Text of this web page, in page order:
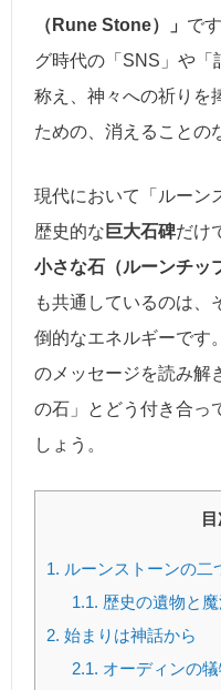
（Rune Stone）」 で
グ時代の「SNS」や「
称え、神々への祈りを
ための、消えることの
現代において「ルーン
歴史的な 巨大石碑だけ
小さな石（ルーンチッ
も共通しているのは、
倒的なエネルギーです
のメッセージを読み解
の石」とどう付き合っ
しょう。
1. ルーンストーンの二
1.1. 歴史の遺物と
2. 始まりは神話から
2.1. オーディンの